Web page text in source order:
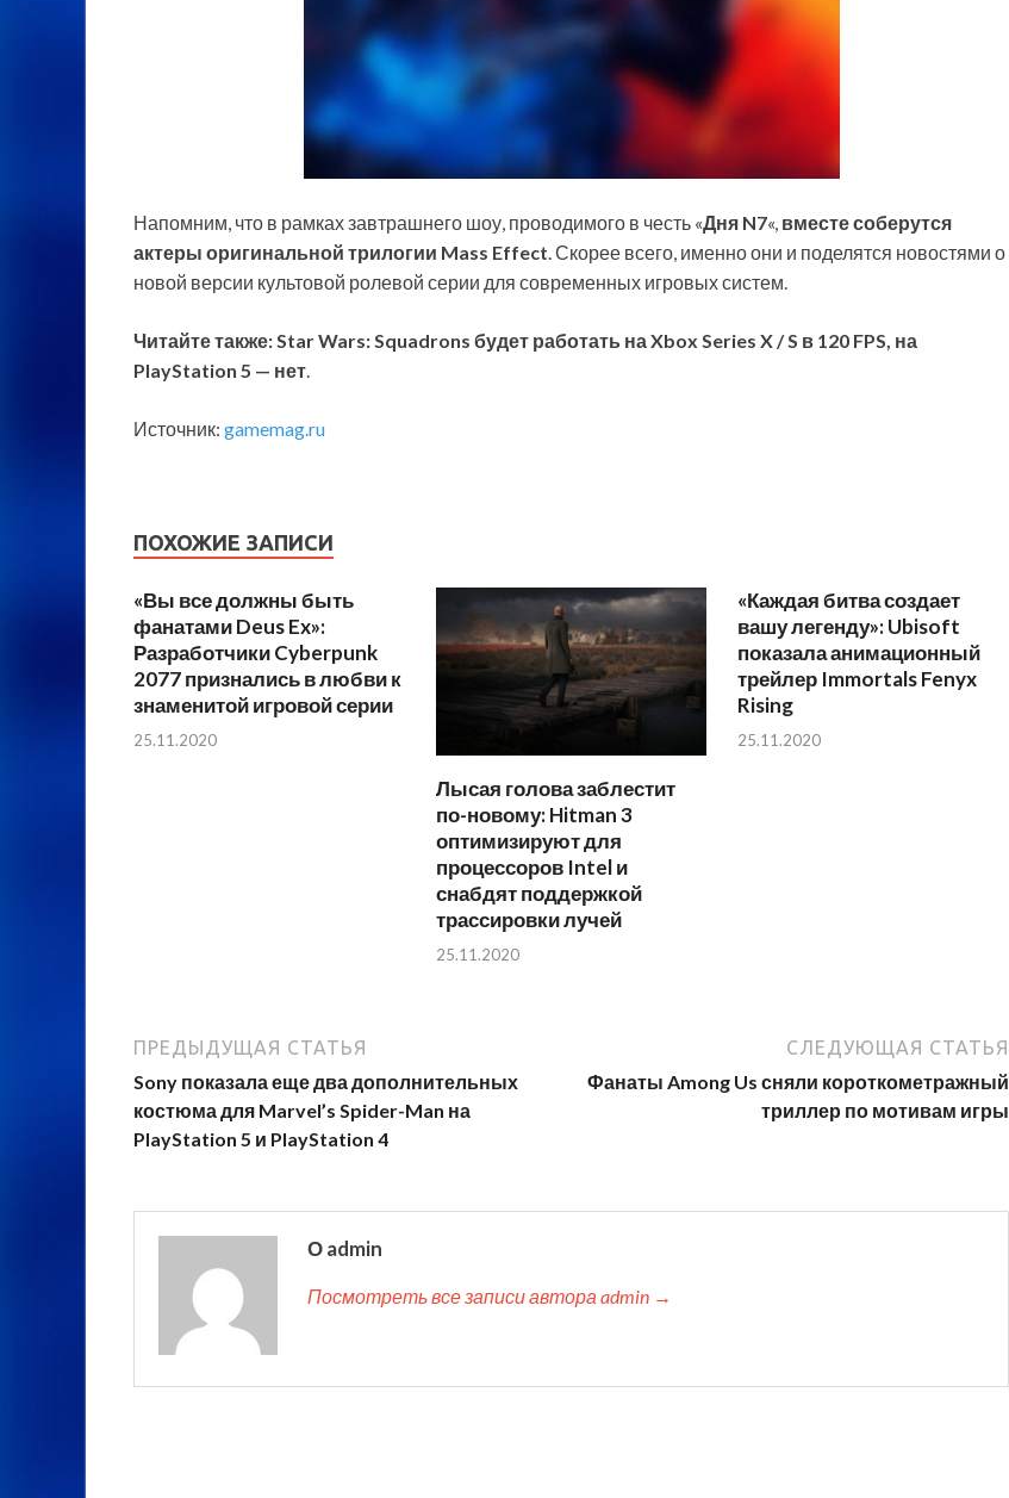
Напомним, что в рамках завтрашнего шоу, проводимого в честь «Дня N7«, вместе соберутся
актеры оригинальной трилогии Mass Effect. Скорее всего, именно они и поделятся новостями о
новой версии культовой ролевой серии для современных игровых систем.
Читайте также: Star Wars: Squadrons будет работать на Xbox Series X / S в 120 FPS, на
PlayStation 5 — нет.
Источник: gamemag.ru
ПОХОЖИЕ ЗАПИСИ
«Вы все должны быть
фанатами Deus Ex»:
Разработчики Cyberpunk
2077 признались в любви к
знаменитой игровой серии
25.11.2020
Лысая голова заблестит
по-новому: Hitman 3
оптимизируют для
процессоров Intel и
снабдят поддержкой
трассировки лучей
25.11.2020
«Каждая битва создает
вашу легенду»: Ubisoft
показала анимационный
трейлер Immortals Fenyx
Rising
25.11.2020
ПРЕДЫДУЩАЯ СТАТЬЯ
Sony показала еще два дополнительных
костюма для Marvel’s Spider-Man на
PlayStation 5 и PlayStation 4
СЛЕДУЮЩАЯ СТАТЬЯ
Фанаты Among Us сняли короткометражный
триллер по мотивам игры
О admin
Посмотреть все записи автора admin →